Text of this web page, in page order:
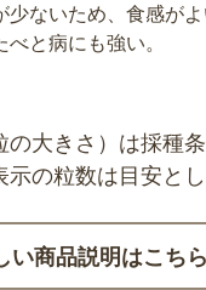
少ないため、食感が
と病にも強い。
大きさ）は採種
の粒数は目安とし
い商品説明はこちら